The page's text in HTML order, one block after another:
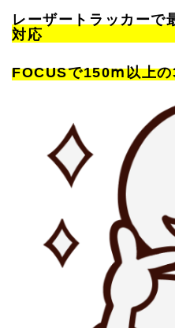
レーザートラッカーで
対応
FOCUSで150ⅿ以上の